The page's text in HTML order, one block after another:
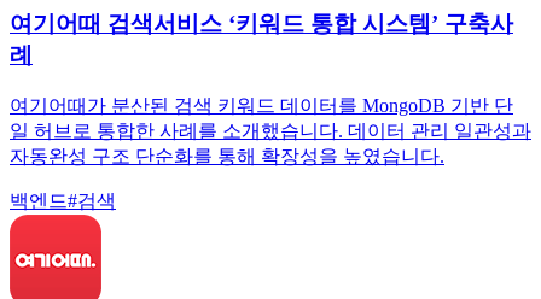
여기어때 검색서비스 ‘키워드 통합 시스템’ 구축사
례
여기어때가 분산된 검색 키워드 데이터를 MongoDB 기반 단
일 허브로 통합한 사례를 소개했습니다. 데이터 관리 일관성과
자동완성 구조 단순화를 통해 확장성을 높였습니다.
백엔드#검색